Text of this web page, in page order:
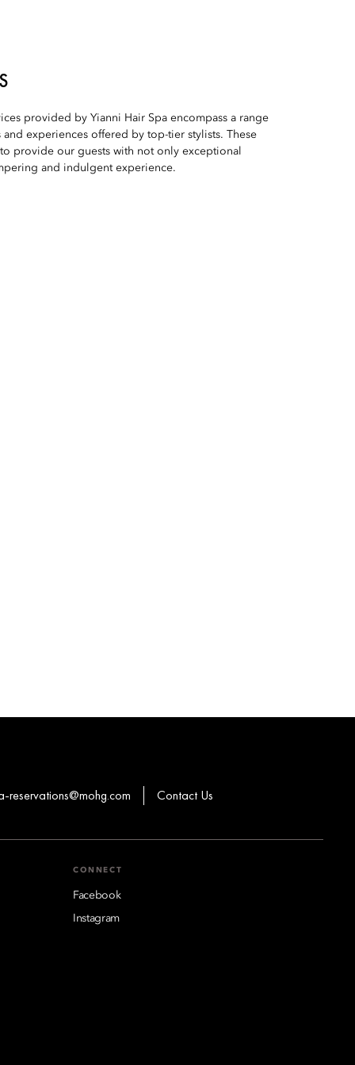
provided by Yianni Hair Spa encompass a range
experiences offered by top-tier stylists. These
provide our guests with not only exceptional
and indulgent experience.
reservations@mohg.com Contact Us
CONNECT
Facebook
Instagram